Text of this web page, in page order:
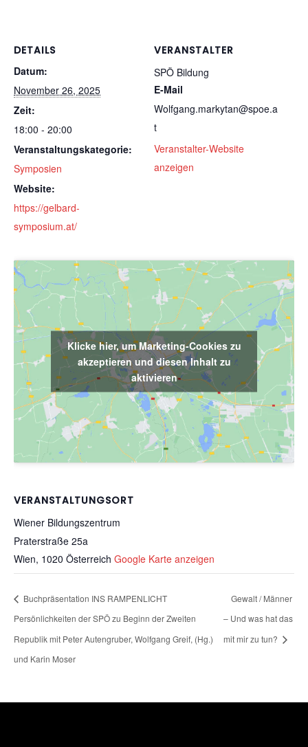
DETAILS
Datum:
November 26, 2025
Zeit:
18:00 - 20:00
Veranstaltungskategorie:
Symposien
Website:
https://gelbard-
symposium.at/
VERANSTALTER
SPÖ Bildung
E-Mail
Wolfgang.markytan@spoe.a
t
Veranstalter-Website
anzeigen
VERANSTALTUNGSORT
Wiener Bildungszentrum
Praterstraße 25a
Wien, 1020 Österreich Google Karte anzeigen
Klicke hier, um Marketing-Cookies zu
akzeptieren und diesen Inhalt zu
aktivieren
Buchpräsentation INS RAMPENLICHT
Persönlichkeiten der SPÖ zu Beginn der Zweiten
Republik mit Peter Autengruber, Wolfgang Greif, (Hg.)
und Karin Moser
Gewalt / Männer
– Und was hat das
mit mir zu tun?